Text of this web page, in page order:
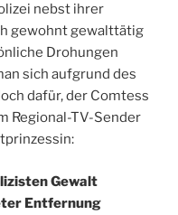
nebst ihrer
gewohnt gewalttätig
Drohungen
sich aufgrund des
dafür, der Comtess
Regional-TV-Sender
Gewalt
Entfernung